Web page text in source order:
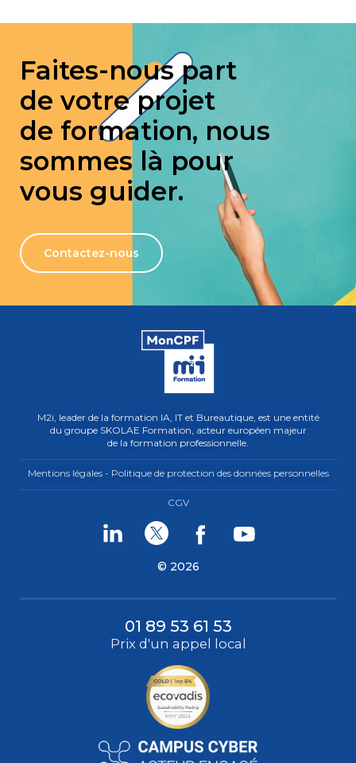
Faites-nous part
de votre projet
de formation, nous
sommes là pour
vous guider.
Contactez-nous
M2i, leader de la formation IA, IT et Bureautique, est une entité
du groupe SKOLAE Formation, acteur européen majeur
de la formation professionnelle.
Mentions légales - Politique de protection des données personnelles
CGV
Facebook Youtube
© 2026
01 89 53 61 53
Prix d'un appel local